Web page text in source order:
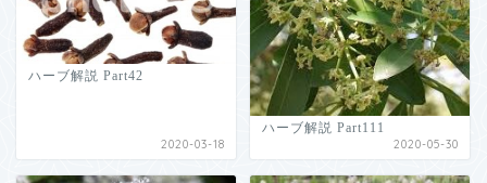
ハーブ解説 Part42
2020-03-18
ハーブ解説 Part111
2020-05-30